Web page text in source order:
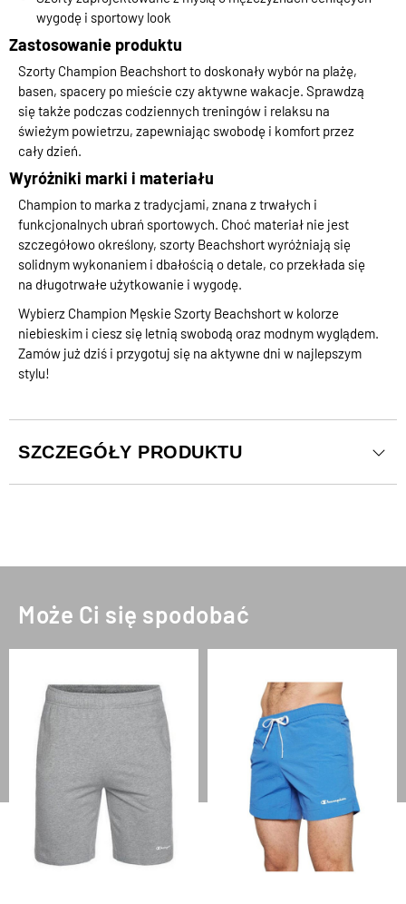
wygodę i sportowy look
Zastosowanie produktu
Szorty Champion Beachshort to doskonały wybór na plażę,
basen, spacery po mieście czy aktywne wakacje. Sprawdzą
się także podczas codziennych treningów i relaksu na
świeżym powietrzu, zapewniając swobodę i komfort przez
cały dzień.
Wyróżniki marki i materiału
Champion to marka z tradycjami, znana z trwałych i
funkcjonalnych ubrań sportowych. Choć materiał nie jest
szczegółowo określony, szorty Beachshort wyróżniają się
solidnym wykonaniem i dbałością o detale, co przekłada się
na długotrwałe użytkowanie i wygodę.
Wybierz Champion Męskie Szorty Beachshort w kolorze
niebieskim i ciesz się letnią swobodą oraz modnym wyglądem.
Zamów już dziś i przygotuj się na aktywne dni w najlepszym
stylu!
SZCZEGÓŁY PRODUKTU
Może Ci się spodobać